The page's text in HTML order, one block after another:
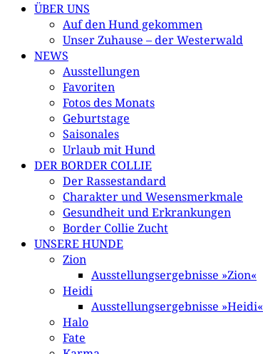
ÜBER UNS
Auf den Hund gekommen
Unser Zuhause – der Westerwald
NEWS
Ausstellungen
Favoriten
Fotos des Monats
Geburtstage
Saisonales
Urlaub mit Hund
DER BORDER COLLIE
Der Rassestandard
Charakter und Wesensmerkmale
Gesundheit und Erkrankungen
Border Collie Zucht
UNSERE HUNDE
Zion
Ausstellungsergebnisse »Zion«
Heidi
Ausstellungsergebnisse »Heidi«
Halo
Fate